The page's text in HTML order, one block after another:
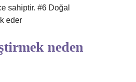
sahiptir. #6 Doğal
eder
neden